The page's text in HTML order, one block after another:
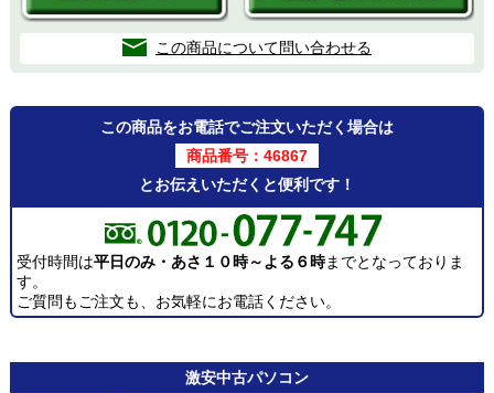
この商品について問い合わせる
この商品をお電話でご注文いただく場合は
商品番号：46867
とお伝えいただくと便利です！
受付時間は平日のみ・あさ１０時～よる６時までとなっておりま
す。
ご質問もご注文も、お気軽にお電話ください。
激安中古パソコン